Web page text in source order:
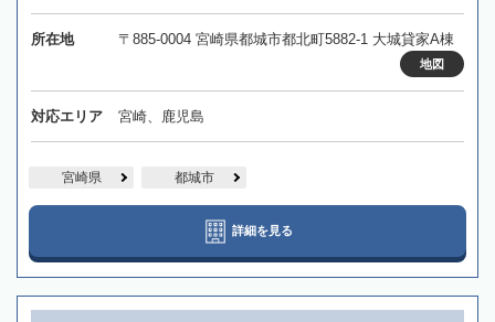
所在地 〒885-0004 宮崎県都城市都北町5882-1 大城貸家A棟
地図
対応エリア 宮崎、鹿児島
宮崎県 都城市
詳細を見る